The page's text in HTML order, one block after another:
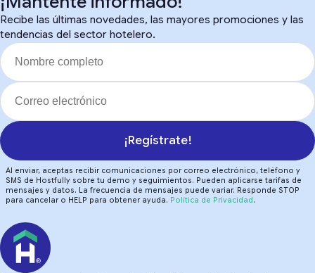
Recibe las últimas novedades, las mayores promociones y las
tendencias del sector hotelero.
¡Regístrate!
Al enviar, aceptas recibir comunicaciones por correo electrónico, teléfono y
SMS de Hostfully sobre tu demo y seguimientos. Pueden aplicarse tarifas de
mensajes y datos. La frecuencia de mensajes puede variar. Responde STOP
para cancelar o HELP para obtener ayuda. Política de Privacidad .